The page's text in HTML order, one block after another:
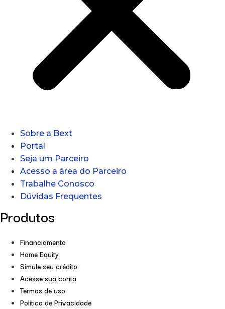
Sobre a Bext
Portal
Seja um Parceiro
Acesso a área do Parceiro
Trabalhe Conosco
Dúvidas Frequentes
Produtos
Financiamento
Home Equity
Simule seu crédito
Acesse sua conta
Termos de uso
Política de Privacidade